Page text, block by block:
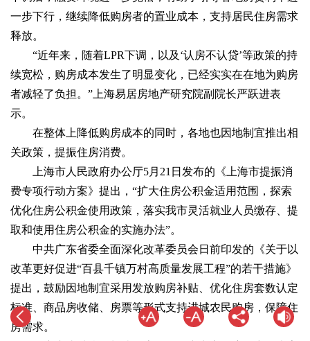
一步下行，继续降低购房者的置业成本，支持居民住房需求
释放。
“近年来，随着LPR下调，以及‘认房不认贷’等政策的持
续宽松，购房成本发生了明显变化，已经实实在在地为购房
者减轻了负担。”上海易居房地产研究院副院长严跃进表
示。
在整体上降低购房成本的同时，各地也因地制宜推出相
关政策，提振住房消费。
上海市人民政府办公厅5月21日发布的《上海市提振消
费专项行动方案》提出，“扩大住房公积金适用范围，探索
优化住房公积金使用政策，落实我市灵活就业人员缴存、提
取和使用住房公积金的实施办法”。
中共广东省委全面深化改革委员会日前印发的《关于以
改革更好促进“百县千镇万村高质量发展工程”的若干措施》
提出，鼓励因地制宜采用发放购房补贴、优化住房套数认定
标准、商品房收储、房票等形式支持进城农民购房，保障住
房需求。